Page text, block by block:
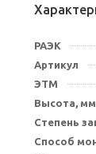
РАЭК
Артикул
ЭТМ
Высота, мм
Степень
Способ